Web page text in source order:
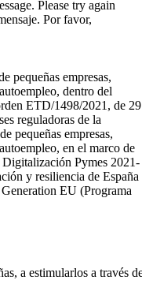
Please try again
Por favor,
pequeñas empresas,
dentro del
ETD/1498/2021, de 29
reguladoras de la
pequeñas empresas,
en el marco de
Pymes 2021-
y resiliencia de España
EU (Programa
a estimularlos a través